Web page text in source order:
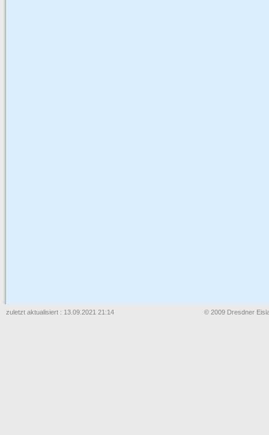
zuletzt aktualisiert : 13.09.2021 21:14 © 2009 Dresdner